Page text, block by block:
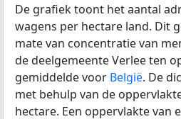
De grafiek toont het aantal
wagens per hectare land. Dit
mate van concentratie van
de deelgemeente Verlee ten
gemiddelde voor België. De
met behulp van de
hectare. Een oppervlakte van